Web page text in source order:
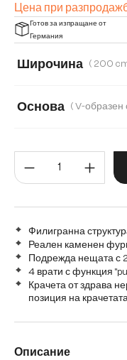
Цена при
Готов за изпращане от
Германия
Широчина
Основа
Филигранна
Реален каменен
Подрежда нещата с
4 врати с функция
Крачета от здрава
позиция на
Описание